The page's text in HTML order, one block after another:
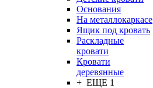
Основания
На металлокаркасе
Ящик под кровать
Раскладные
кровати
Кровати
деревянные
+ ЕЩЕ 1